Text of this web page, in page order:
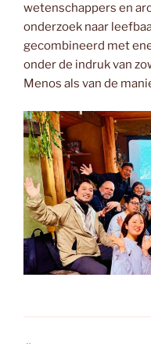
wetenschappers en
onderzoek naar
gecombineerd met
onder de indruk van
Menos als van de